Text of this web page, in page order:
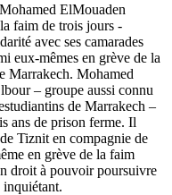
ElMouaden
faim de trois jours -
avec ses camarades
eux-mêmes en grève de la
Marrakech. Mohamed
– groupe aussi connu
de Marrakech –
ans de prison ferme. Il
Tiznit en compagnie de
en grève de la faim
droit à pouvoir poursuivre
inquiétant.